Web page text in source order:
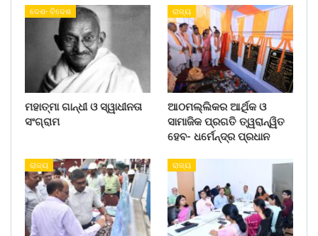
ଦେଶ- ବିଦେଶ
ମହାତ୍ମା ଗାନ୍ଧୀ ଓ ସ୍ୱାଧୀନତା
ସଂଗ୍ରାମ
ରାଜ୍ୟ
ଆଠମଲ୍ଲିକର ଆର୍ଥିକ ଓ
ସାମାଜିକ ପ୍ରଗତି ତ୍ୱରାନ୍ୱିତ
ହେବ- ଧର୍ମେନ୍ଦ୍ର ପ୍ରଧାନ
ରାଜ୍ୟ ରାଜ୍ୟ